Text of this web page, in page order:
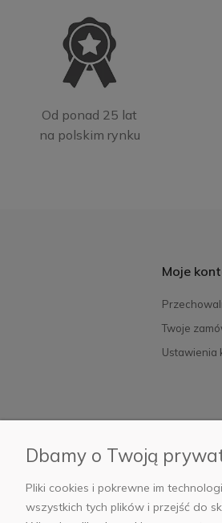
Od ponad 25 lat
na polskim rynku
Moje
Twoje
Ustawienia
Dbamy o Twoją
Pliki cookies i pokrewne im
wszystkich tych plików i przejść do